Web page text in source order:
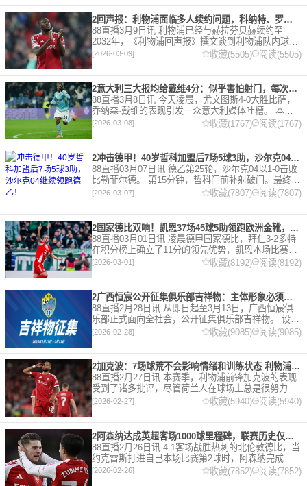
2回声报：利物浦面临多人续约问题，科纳特、罗伯逊合同今夏到期
88直播3月9日讯 利物浦已经与赫拉芬贝赫续约至
2032年，《利物浦回声报》撰文谈到利物浦队内球员
的合同情况，文章表示，利物浦多位球员面临合同问
题。 对于利物浦来说，科纳特的合同将在本赛季末到
期，俱乐
[2026-03-09] 收藏(5505) 阅读(5505)
2意大利三大报均给戴维4分：似乎害怕射门，每次触球球迷都叹息
88直播3月8日讯 今天凌晨，尤文图斯4-0大胜比萨，
乔纳森·戴维的表现引发一众意大利媒体吐槽。 本场
比赛，戴维半场就被换下，赛后，《米兰体育报》、
《罗马体育报》和《都灵体育报》三大报都给戴维打
出4分
[2026-03-08] 收藏(1767) 阅读(1767)
2冲击德甲！40岁哲科加盟后7场5球3助，沙尔克04继续领跑德乙！
88直播03月07日讯 德乙第25轮，沙尔克04以1-0击败
比勒菲尔德。 第15分钟，哲科门前补射破门。最终凭
借哲科的进球沙尔克04成功拿到3分，继续领跑德
[2026-03-07] 收藏(7807) 阅读(7807)
2国家德比双响！凯恩37场45球5助领跑欧洲金靴，32岁保持赛季全勤
88直播03月01日讯 凌晨德甲国家德比，拜仁3-2多特
在积分榜上确立了11分的领先优势，凯恩本场比赛上
演双响。 本赛季32岁的凯恩仍然保持着超高的效率，
在到目前为止保持全勤，出战37场比赛，狂轰45
[2026-03-01] 收藏(8192) 阅读(8192)
2广西恒宸公开征集俱乐部吉祥物：主体形象必须为龙
88直播2月28日讯 从即日起至3月13日，广西恒宸俱
乐部正式面向全社会，公开征集俱乐部吉祥物。 设计
要求 1. 主体形象：必须为龙。龙，是中华民族的精神
[2026-02-28] 收藏(9085) 阅读(9085)
2加克波：7场球荒不会影响情绪和训练状态 利物浦如今已不容有失
88直播2月27日讯 本赛季，利物浦前锋加克波的表现
受到了诸多批评，尽管荷兰人在球场上总是很努力。
在接受天空体育采访时，他谈论了诸多话题。 关于球
队对赛季目前情况的看法 这是一个很好的问题。这个
赛季并
[2026-02-27] 收藏(5940) 阅读(5940)
2阿森纳达成英超客场1000球里程碑，联赛历史仅次于曼联的1063球
88直播2月26日讯 4-1客场战胜热刺的北伦敦德比，当
约克雷斯打进自己本场比赛第2球时，阿森纳完成了
一项了不起的成就，枪手成为英超历史第2支在客场
打进1000球的球队，仅次于曼联的1063球。阿森纳
[2026-02-26] 收藏(7852) 阅读(7852)